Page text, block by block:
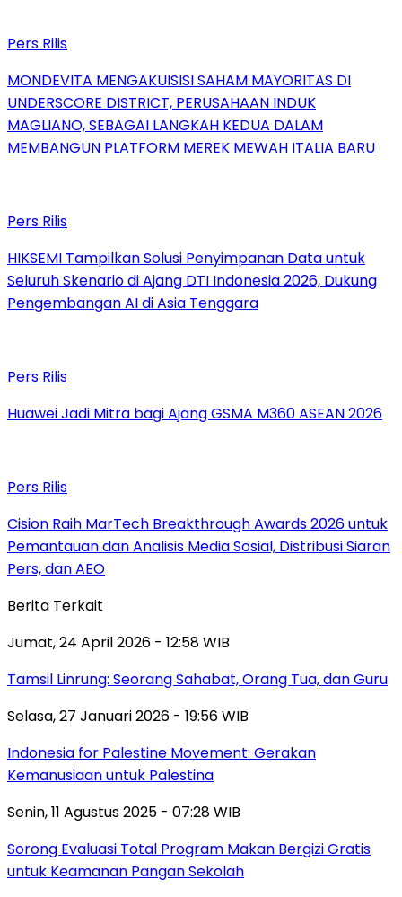
Pers Rilis
MONDEVITA MENGAKUISISI SAHAM MAYORITAS DI
UNDERSCORE DISTRICT, PERUSAHAAN INDUK
MAGLIANO, SEBAGAI LANGKAH KEDUA DALAM
MEMBANGUN PLATFORM MEREK MEWAH ITALIA BARU
Pers Rilis
HIKSEMI Tampilkan Solusi Penyimpanan Data untuk
Seluruh Skenario di Ajang DTI Indonesia 2026, Dukung
Pengembangan AI di Asia Tenggara
Pers Rilis
Huawei Jadi Mitra bagi Ajang GSMA M360 ASEAN 2026
Pers Rilis
Cision Raih MarTech Breakthrough Awards 2026 untuk
Pemantauan dan Analisis Media Sosial, Distribusi Siaran
Pers, dan AEO
Berita Terkait
Jumat, 24 April 2026 - 12:58 WIB
Tamsil Linrung: Seorang Sahabat, Orang Tua, dan Guru
Selasa, 27 Januari 2026 - 19:56 WIB
Indonesia for Palestine Movement: Gerakan
Kemanusiaan untuk Palestina
Senin, 11 Agustus 2025 - 07:28 WIB
Sorong Evaluasi Total Program Makan Bergizi Gratis
untuk Keamanan Pangan Sekolah